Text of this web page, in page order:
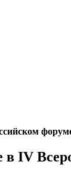
IV